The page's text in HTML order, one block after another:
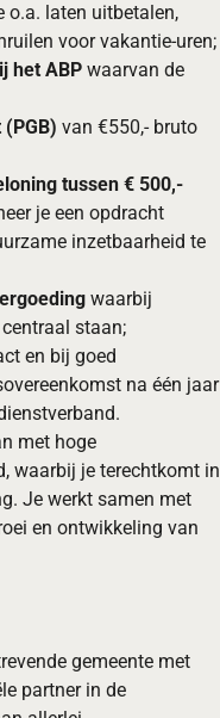
o.a. laten uitbetalen,
voor vakantie-uren;
het ABP waarvan de
van €550,- bruto
tussen € 500,-
je een opdracht
inzetbaarheid te
waarbij
staan;
en bij goed
na één jaar
met hoge
waarbij je terechtkomt in
Je werkt samen met
en ontwikkeling van
gemeente met
partner in de